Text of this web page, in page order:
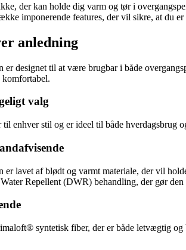
der kan holde dig varm og tør i
imponerende features, der vil sikre, at du
anledning
er designet til at være brugbar i både
valg
til enhver stil og er ideel til både hverdagsbrug
er lavet af blødt og varmt materiale, der vil
Repellent (DWR) behandling, der gør
syntetisk fiber, der er både letvægtig